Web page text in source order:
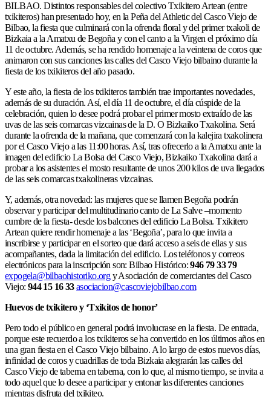
BILBAO. Distintos responsables del colectivo Txikitero Artean (entre
txikiteros) han presentado hoy, en la Peña del Athletic del Casco Viejo de
Bilbao, la fiesta que culminará con la ofrenda floral y del primer txakoli de
Bizkaia a la Amatxu de Begoña y con el canto a la Virgen el próximo día
11 de octubre. Además, se ha rendido homenaje a la veintena de coros que
animaron con sus canciones las calles del Casco Viejo bilbaino durante la
fiesta de los txikiteros del año pasado.
Y este año, la fiesta de los txikiteros también trae importantes novedades,
además de su duración. Así, el día 11 de octubre, el día cúspide de la
celebración, quien lo desee podrá probar el primer mosto extraído de las
uvas de las seis comarcas vizcainas de la D. O Bizkaiko Txakolina. Será
durante la ofrenda de la mañana, que comenzará con la kalejira txakolinera
por el Casco Viejo a las 11:00 horas. Así, tras ofrecerlo a la Amatxu ante la
imagen del edificio La Bolsa del Casco Viejo, Bizkaiko Txakolina dará a
probar a los asistentes el mosto resultante de unos 200 kilos de uva llegados
de las seis comarcas txakolineras vizcainas.
Y, además, otra novedad: las mujeres que se llamen Begoña podrán
observar y participar del multitudinario canto de La Salve –momento
cumbre de la fiesta- desde los balcones del edificio La Bolsa. Txikitero
Artean quiere rendir homenaje a las ‘Begoña’, para lo que invita a
inscribirse y participar en el sorteo que dará acceso a seis de ellas y sus
acompañantes, dada la limitación del edificio. Los teléfonos y correos
electrónicos para la inscripción son: Bilbao Histórico:946 79 33 79
expogela@bilbaohistoriko.orgy Asociación de comerciantes del Casco
Viejo: 944 15 16 33asociacion@cascoviejobilbao.com
Huevos de txikitero y ‘Txikitos de honor’
Pero todo el público en general podrá involucrase en la fiesta. De entrada,
porque este recuerdo a los txikiteros se ha convertido en los últimos años en
una gran fiesta en el Casco Viejo bilbaino. A lo largo de estos nuevos días,
infinidad de coros y cuadrillas de toda Bizkaia alegrarán las calles del
Casco Viejo de taberna en taberna, con lo que, al mismo tiempo, se invita a
todo aquel que lo desee a participar y entonar las diferentes canciones
mientras disfruta del txikiteo.